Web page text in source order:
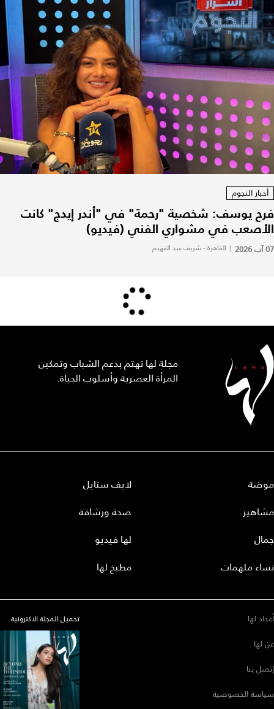
أخبار النجوم
فرح يوسف: شخصية "رحمة" في "أندر إيدج" كانت
الأصعب في مشواري الفني (فيديو)
07 آب 2026 | القاهرة - شريف عبد الفهيم
مجلة لها تهتم بدعم الشباب وتمكين
المرأة العصرية وأسلوب الحياة.
موضة
مشاهير
جمال
نساء ملهمات
لايف ستايل
صحة ورشاقة
لها فيديو
مطبخ لها
أعداد لها
عن لها
إتصل بنا
سياسة الخصوصية
تحميل المجلة الاكترونية